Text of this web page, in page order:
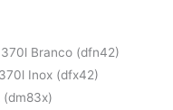
Branco (dfn42)
Inox (dfx42)
(dm83x)